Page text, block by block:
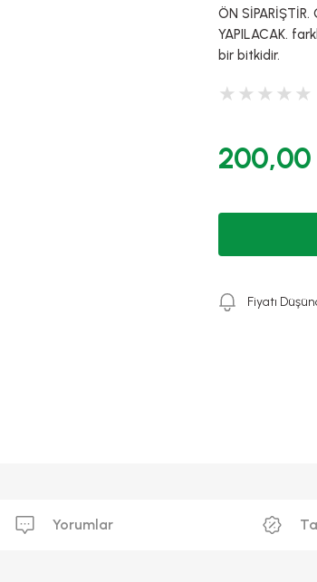
ÖN SİPARİŞTİR.
YAPILACAK.
bir bitkidir.
200,00
Fiyatı
Yorumlar